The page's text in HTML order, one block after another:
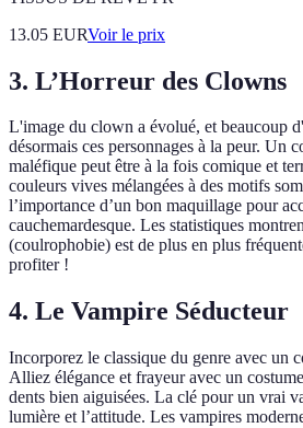
13.05 EURVoir le prix
3. L’Horreur des Clowns
L'image du clown a évolué, et beaucoup
désormais ces personnages à la peur. Un
maléfique peut être à la fois comique et
couleurs vives mélangées à des motifs
l’importance d’un bon maquillage pour
cauchemardesque. Les statistiques
(coulrophobie) est de plus en plus
profiter !
4. Le Vampire Séducteur
Incorporez le classique du genre avec un
Alliez élégance et frayeur avec un
dents bien aiguisées. La clé pour un vrai
lumière et l’attitude. Les vampires